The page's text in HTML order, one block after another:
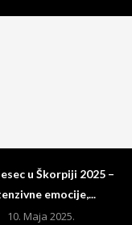
u Škorpiji 2025 –
emocije,...
10. Maja 2025.